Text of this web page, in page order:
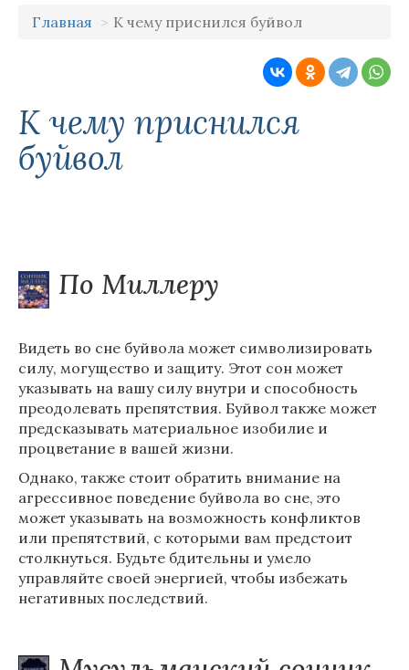
Главная К чему приснился буйвол
К чему приснился
буйвол
По Миллеру
Видеть во сне буйвола может символизировать
силу, могущество и защиту. Этот сон может
указывать на вашу силу внутри и способность
преодолевать препятствия. Буйвол также может
предсказывать материальное изобилие и
процветание в вашей жизни.
Однако, также стоит обратить внимание на
агрессивное поведение буйвола во сне, это
может указывать на возможность конфликтов
или препятствий, с которыми вам предстоит
столкнуться. Будьте бдительны и умело
управляйте своей энергией, чтобы избежать
негативных последствий.